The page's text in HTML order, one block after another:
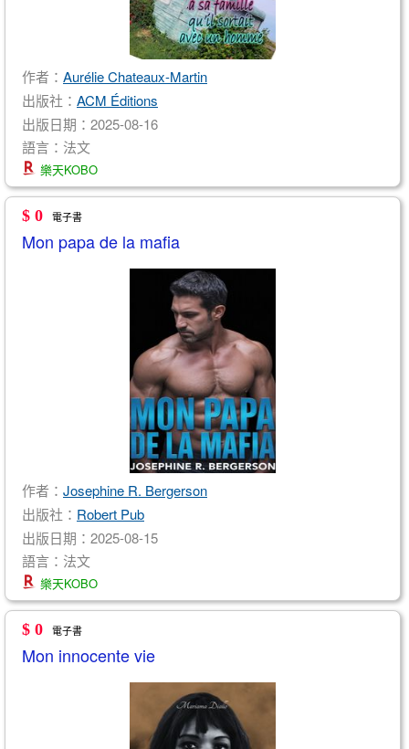
作者： Aurélie Chateaux-Martin
出版社： ACM Éditions
出版日期：2025-08-16
語言：法文
樂天KOBO
$ 0 電子書
Mon papa de la mafia
作者： Josephine R. Bergerson
出版社： Robert Pub
出版日期：2025-08-15
語言：法文
樂天KOBO
$ 0 電子書
Mon innocente vie